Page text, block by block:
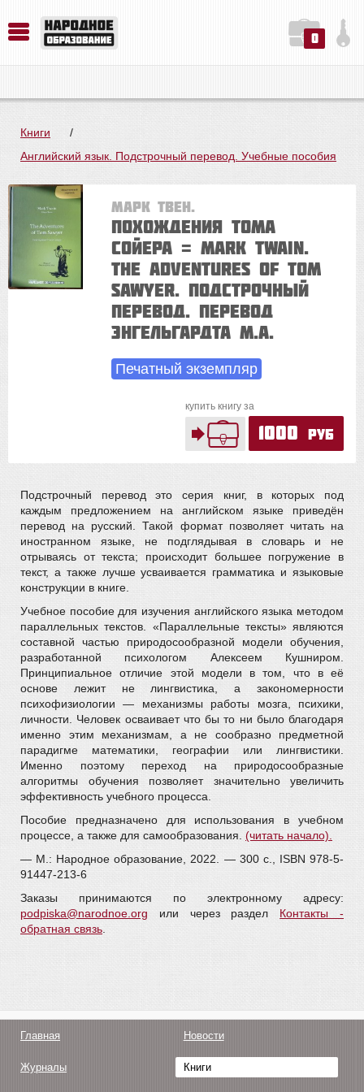
0
Книги
/
Английский язык. Подстрочный перевод. Учебные пособия
Марк Твен.
Похождения Тома
Сойера = Mark Twain.
The Adventures of Tom
Sawyer. Подстрочный
перевод. Перевод
Энгельгардта М.А.
Печатный экземпляр
купить книгу за
1000 руб
Подстрочный перевод это серия книг, в которых под
каждым предложением на английском языке приведён
перевод на русский. Такой формат позволяет читать на
иностранном языке, не подглядывая в словарь и не
отрываясь от текста; происходит большее погружение в
текст, а также лучше усваивается грамматика и языковые
конструкции в книге.
Учебное пособие для изучения английского языка методом
параллельных текстов. «Параллельные тексты» являются
составной частью природосообразной модели обучения,
разработанной психологом Алексеем Кушниром.
Принципиальное отличие этой модели в том, что в её
основе лежит не лингвистика, а закономерности
психофизиологии — механизмы работы мозга, психики,
личности. Человек осваивает что бы то ни было благодаря
именно этим механизмам, а не сообразно предметной
парадигме математики, географии или лингвистики.
Именно поэтому переход на природосообразные
алгоритмы обучения позволяет значительно увеличить
эффективность учебного процесса.
Пособие предназначено для использования в учебном
процессе, а также для самообразования. (читать начало).
— М.: Народное образование, 2022. — 300 c., ISBN 978-5-
91447-213-6
Заказы принимаются по электронному адресу:
podpiska@narodnoe.org или через раздел Контакты -
обратная связь
Главная Новости
Журналы Книги